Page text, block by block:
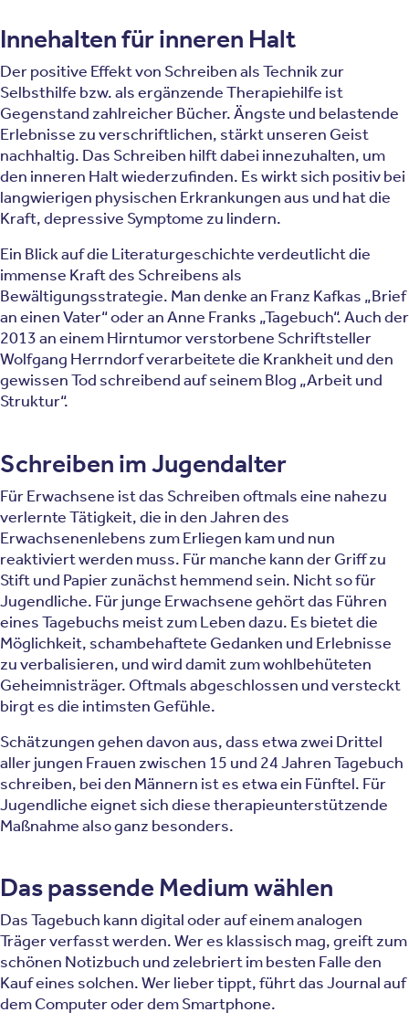
Innehalten für inneren Halt
Der positive Effekt von Schreiben als Technik zur
Selbsthilfe bzw. als ergänzende Therapiehilfe ist
Gegenstand zahlreicher Bücher. Ängste und belastende
Erlebnisse zu verschriftlichen, stärkt unseren Geist
nachhaltig. Das Schreiben hilft dabei innezuhalten, um
den inneren Halt wiederzufinden. Es wirkt sich positiv bei
langwierigen physischen Erkrankungen aus und hat die
Kraft, depressive Symptome zu lindern.
Ein Blick auf die Literaturgeschichte verdeutlicht die
immense Kraft des Schreibens als
Bewältigungsstrategie. Man denke an Franz Kafkas „Brief
an einen Vater“ oder an Anne Franks „Tagebuch“. Auch der
2013 an einem Hirntumor verstorbene Schriftsteller
Wolfgang Herrndorf verarbeitete die Krankheit und den
gewissen Tod schreibend auf seinem Blog „Arbeit und
Struktur“.
Schreiben im Jugendalter
Für Erwachsene ist das Schreiben oftmals eine nahezu
verlernte Tätigkeit, die in den Jahren des
Erwachsenenlebens zum Erliegen kam und nun
reaktiviert werden muss. Für manche kann der Griff zu
Stift und Papier zunächst hemmend sein. Nicht so für
Jugendliche. Für junge Erwachsene gehört das Führen
eines Tagebuchs meist zum Leben dazu. Es bietet die
Möglichkeit, schambehaftete Gedanken und Erlebnisse
zu verbalisieren, und wird damit zum wohlbehüteten
Geheimnisträger. Oftmals abgeschlossen und versteckt
birgt es die intimsten Gefühle.
Schätzungen gehen davon aus, dass etwa zwei Drittel
aller jungen Frauen zwischen 15 und 24 Jahren Tagebuch
schreiben, bei den Männern ist es etwa ein Fünftel. Für
Jugendliche eignet sich diese therapieunterstützende
Maßnahme also ganz besonders.
Das passende Medium wählen
Das Tagebuch kann digital oder auf einem analogen
Träger verfasst werden. Wer es klassisch mag, greift zum
schönen Notizbuch und zelebriert im besten Falle den
Kauf eines solchen. Wer lieber tippt, führt das Journal auf
dem Computer oder dem Smartphone.